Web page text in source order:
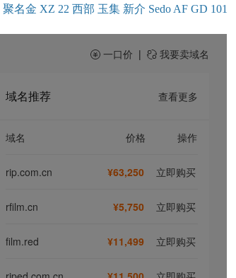
聚名金 XZ 22 西部 玉集 新介 Sedo AF GD 101